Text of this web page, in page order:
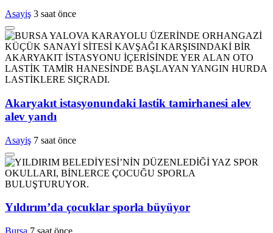
Asayiş 3 saat önce
Akaryakıt istasyonundaki lastik tamirhanesi alev
alev yandı
Asayiş 7 saat önce
Yıldırım’da çocuklar sporla büyüyor
Bursa 7 saat önce